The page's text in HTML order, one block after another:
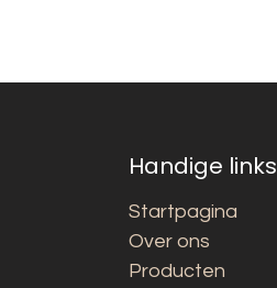
Handige links
Startpagina
Over ons
Producten